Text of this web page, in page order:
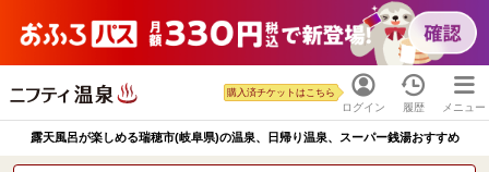
ログイン
購入済チケットはこちら
履歴 メニュー
露天風呂が楽しめる瑞穂市(岐阜県)の温泉、日帰り温泉、スーパー銭湯おすすめ